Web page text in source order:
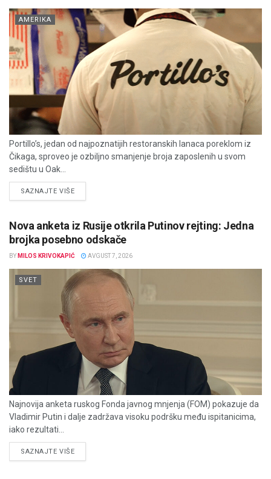
AMERIKA
Portillo’s, jedan od najpoznatijih restoranskih lanaca poreklom iz
Čikaga, sproveo je ozbiljno smanjenje broja zaposlenih u svom
sedištu u Oak...
SAZNAJTE VIŠEDETAILS
Nova anketa iz Rusije otkrila Putinov rejting: Jedna
brojka posebno odskače
BY MILOS KRIVOKAPIĆ AVGUST 7, 2026
SVET
Najnovija anketa ruskog Fonda javnog mnjenja (FOM) pokazuje da
Vladimir Putin i dalje zadržava visoku podršku među ispitanicima,
iako rezultati...
SAZNAJTE VIŠEDETAILS